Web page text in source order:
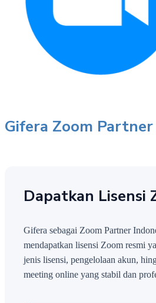
Gifera Zoom
Dapatkan Lisensi
Gifera sebagai Zoom Partner
mendapatkan lisensi Zoom resmi
jenis lisensi, pengelolaan akun,
meeting online yang stabil dan